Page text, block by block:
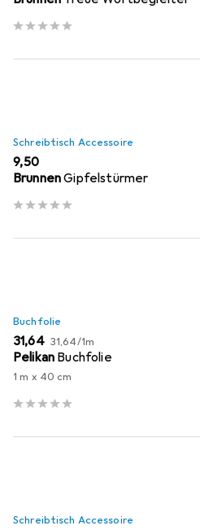
Schreibtisch Accessoire
EUR
9,50
BrunnenGipfelstürmer
Buchfolie
EUR
31,64 EUR
31,64/1m
Pelikan Buchfolie
1 m x 40 cm
Schreibtisch Accessoire